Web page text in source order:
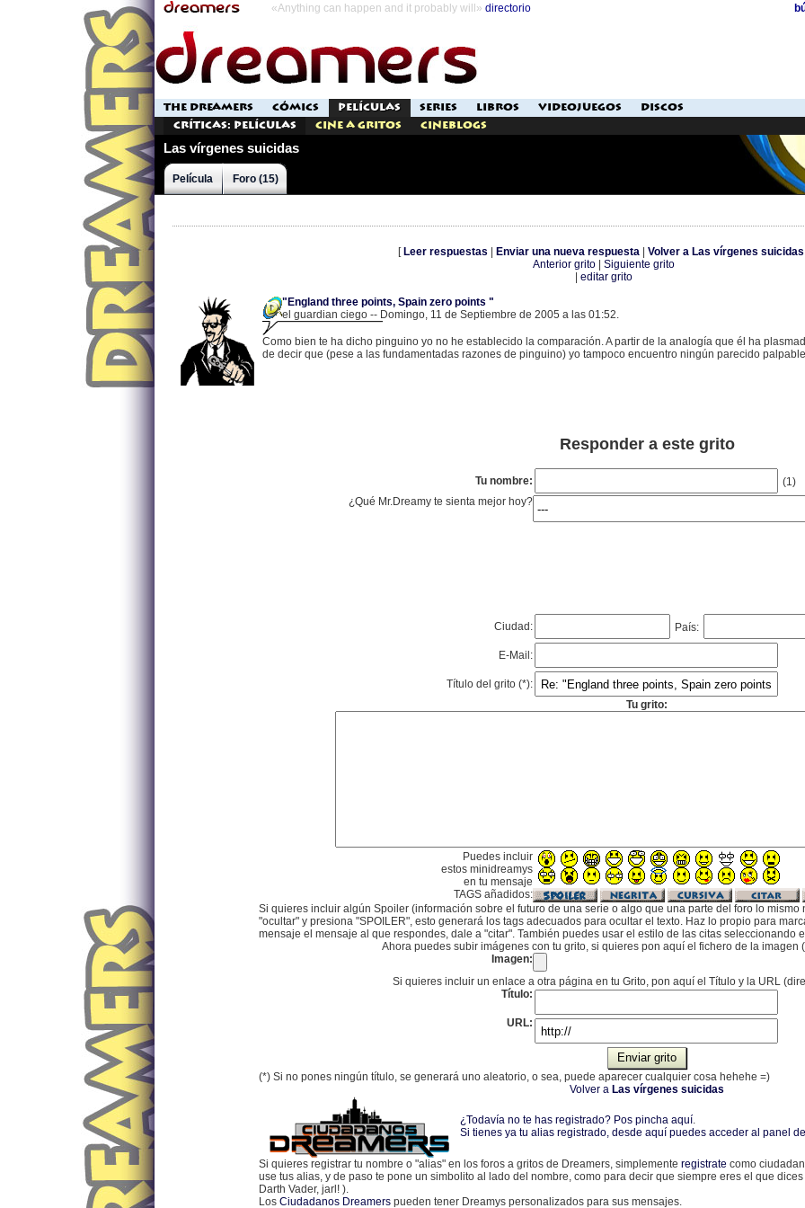
«Anything can happen and it probably will» directorio
THE DREAMERS CÓMICS PELÍCULAS SERIES LIBROS VIDEOJUEGOS
DISCOS
Críticas: Películas
Cine a Gritos Cineblogs
Las vírgenes suicidas
Película Foro (15)
[ Leer respuestas Enviar una nueva respuesta Volver a Las vírgenes suicidas
Anterior grito
Siguiente grito
editar grito
"England three points, Spain zero points "
el guardian ciego -- Domingo, 11 de Septiembre de 2005 a las 01:52.
Como bien te ha dicho pinguino yo no he establecido la comparación. A partir de la analogía que él ha
de decir que (pese a las fundamentadas razones de pinguino) yo tampoco encuentro ningún parecido
Responder a este grito
Tu nombre:
(1)
¿Qué Mr.Dreamy te sienta mejor hoy?
Ciudad: País:
E-Mail:
Título del grito (*):
Tu grito:
Puedes incluir
estos minidreamys
en tu mensaje
TAGS añadidos:
Si quieres incluir algún Spoiler (información sobre el futuro de una serie o algo que una parte del foro lo
"ocultar" y presiona "SPOILER", esto generará los tags adecuados para ocultar el texto. Haz lo propio para
mensaje el mensaje al que respondes, dale a "citar". También puedes usar el estilo de las citas seleccionando
Ahora puedes subir imágenes con tu grito, si quieres pon aquí el fichero de la imagen
Imagen:
Si quieres incluir un enlace a otra página en tu Grito, pon aquí el Título y la URL
Título:
URL:
(*) Si no pones ningún título, se generará uno aleatorio, o sea, puede aparecer cualquier cosa hehehe =)
Volver a Las vírgenes suicidas
¿Todavía no te has registrado? Pos pincha aquí.
Si tienes ya tu alias registrado, desde aquí puedes acceder al panel
Si quieres registrar tu nombre o "alias" en los foros a gritos de Dreamers, simplemente registrate como
use tus alias, y de paso te pone un simbolito al lado del nombre, como para decir que siempre eres el que
Darth Vader, jarl! ).
Los Ciudadanos Dreamers pueden tener Dreamys personalizados para sus mensajes.